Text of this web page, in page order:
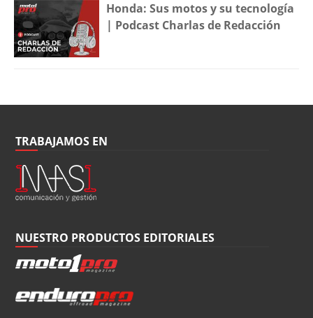
Honda: Sus motos y su tecnología
| Podcast Charlas de Redacción
TRABAJAMOS EN
NUESTRO PRODUCTOS EDITORIALES